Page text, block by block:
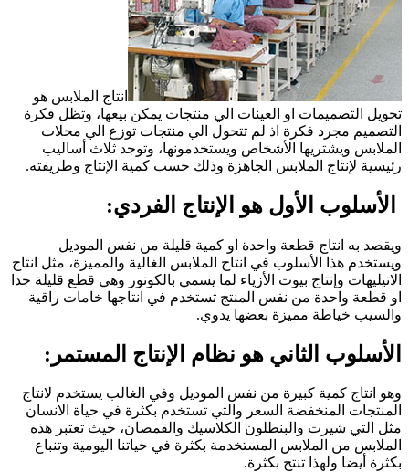
انتاج الملابس هو
تحويل التصميمات او العينات الي منتجات يمكن بيعها، وتظل فكرة
التصميم مجرد فكرة اذ لم تتحول الي منتجات توزع الي محلات
الملابس ويشتريها الأشخاص ويستخدمونها، وتوجد ثلاث أساليب
رئيسية لإنتاج الملابس الجاهزة وذلك حسب كمية الإنتاج وطريقته.
الأسلوب الأول هو الإنتاج الفردي:
ويقصد به انتاج قطعة واحدة او كمية قليلة من نفس الموديل
ويستخدم هذا الأسلوب في انتاج الملابس الغالية والمميزة، مثل انتاج
الاتيليهات وإنتاج بيوت الأزياء لما يسمي بالكوتور وهي قطع قليلة جدا
او قطعة واحدة من نفس المنتج تستخدم في انتاجها خامات راقية
والسيب خياطة مميزة بعضها يدوي.
الأسلوب الثاني هو نظام الإنتاج المستمر:
وهو انتاج كمية كبيرة من نفس الموديل وفي الغالب يستخدم لانتاج
المنتجات المنخفضة السعر والتي تستخدم بكثرة في حياة الانسان
مثل التي شيرت والبنطلون الكلاسيك والقمصان، حيث تعتبر هذه
الملابس من الملابس المستخدمة بكثرة في حياتنا اليومية وتنباع
بكثرة أيضا ولهذا تنتج بكثرة.